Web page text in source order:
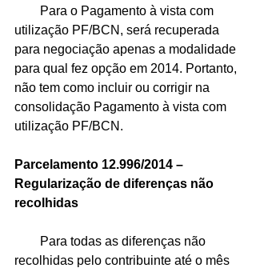
utilização PF/BCN, será recuperada
para negociação apenas a modalidade
para qual fez opção em 2014. Portanto,
não tem como incluir ou corrigir na
consolidação Pagamento à vista com
utilização PF/BCN.
Parcelamento 12.996/2014 –
Regularização de diferenças não
recolhidas
recolhidas pelo contribuinte até o mês